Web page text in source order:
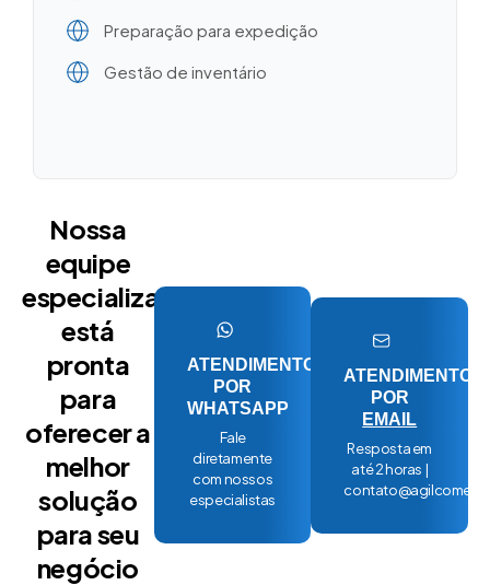
Preparação para expedição
Gestão de inventário
Nossa
equipe
especializada
está
pronta
para
oferecer a
melhor
solução
para seu
negócio
ATENDIMENTO
POR
WHATSAPP
Fale
diretamente
com nossos
especialistas
ATENDIMENTO
POR
EMAIL
Resposta em
até 2 horas |